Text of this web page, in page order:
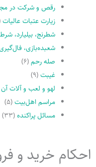
رقص و شرکت در
زیارت عتبات عالیات
شطرنج، بیلیارد،
شعبده‌بازی،
صله رحم(۶)
غیبت(۹)
لهو و لعب و آلات آن
مراسم اهل‌بیت(۵)
مسائل پراکنده(۳۳)
احکام خرید و